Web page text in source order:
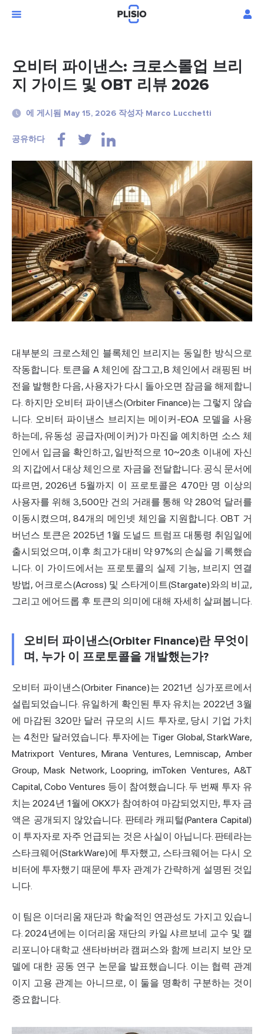
오비터 파이낸스: 크로스롤업 브리
지 가이드 및 OBT 리뷰 2026
에 게시됨 May 15, 2026 작성자 Marco Lucchetti
공유하다
대부분의 크로스체인 블록체인 브리지는 동일한 방식으로
작동합니다. 토큰을 A 체인에 잠그고, B 체인에서 래핑된 버
전을 발행한 다음, 사용자가 다시 돌아오면 잠금을 해제합니
다. 하지만 오비터 파이낸스(Orbiter Finance)는 그렇지 않습
니다. 오비터 파이낸스 브리지는 메이커-EOA 모델을 사용
하는데, 유동성 공급자(메이커)가 마진을 예치하면 소스 체
인에서 입금을 확인하고, 일반적으로 10~20초 이내에 자신
의 지갑에서 대상 체인으로 자금을 전달합니다. 공식 문서에
따르면, 2026년 5월까지 이 프로토콜은 470만 명 이상의
사용자를 위해 3,500만 건의 거래를 통해 약 280억 달러를
이동시켰으며, 84개의 메인넷 체인을 지원합니다. OBT 거
버넌스 토큰은 2025년 1월 도널드 트럼프 대통령 취임일에
출시되었으며, 이후 최고가 대비 약 97%의 손실을 기록했습
니다. 이 가이드에서는 프로토콜의 실제 기능, 브리지 연결
방법, 어크로스(Across) 및 스타게이트(Stargate)와의 비교,
그리고 에어드롭 후 토큰의 의미에 대해 자세히 살펴봅니다.
오비터 파이낸스(Orbiter Finance)란 무엇이
며, 누가 이 프로토콜을 개발했는가?
오비터 파이낸스(Orbiter Finance)는 2021년 싱가포르에서
설립되었습니다. 유일하게 확인된 투자 유치는 2022년 3월
에 마감된 320만 달러 규모의 시드 투자로, 당시 기업 가치
는 4천만 달러였습니다. 투자에는 Tiger Global, StarkWare,
Matrixport Ventures, Mirana Ventures, Lemniscap, Amber
Group, Mask Network, Loopring, imToken Ventures, A&T
Capital, Cobo Ventures 등이 참여했습니다. 두 번째 투자 유
치는 2024년 1월에 OKX가 참여하여 마감되었지만, 투자 금
액은 공개되지 않았습니다. 판테라 캐피털(Pantera Capital)
이 투자자로 자주 언급되는 것은 사실이 아닙니다. 판테라는
스타크웨어(StarkWare)에 투자했고, 스타크웨어는 다시 오
비터에 투자했기 때문에 투자 관계가 간략하게 설명된 것입
니다.
이 팀은 이더리움 재단과 학술적인 연관성도 가지고 있습니
다. 2024년에는 이더리움 재단의 카일 샤르보네 교수 및 캘
리포니아 대학교 샌타바버라 캠퍼스와 함께 브리지 보안 모
델에 대한 공동 연구 논문을 발표했습니다. 이는 협력 관계
이지 고용 관계는 아니므로, 이 둘을 명확히 구분하는 것이
중요합니다.